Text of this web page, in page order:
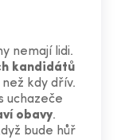
nemají lidi.
kandidátů
kdy dřív.
uchazeče
obavy.
bude hůř